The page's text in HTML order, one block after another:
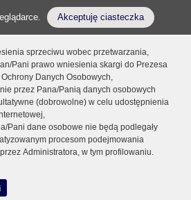
Akceptuję ciasteczka
sprzeciwu wobec przetwarzania,
Pani prawo wniesienia skargi do Prezesa
Danych Osobowych,
przez Pana/Panią danych osobowych
(dobrowolne) w celu udostępnienia
Pani dane osobowe nie będą podlegały
procesom podejmowania
Administratora, w tym profilowaniu.